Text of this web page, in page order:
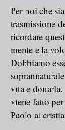
Per noi che
trasmissione
ricordare
mente e la
Dobbiamo
vita e
viene fatto
Paolo ai